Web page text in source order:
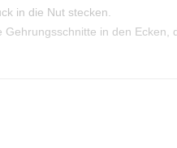
in die Nut stecken.
Gehrungsschnitte in den